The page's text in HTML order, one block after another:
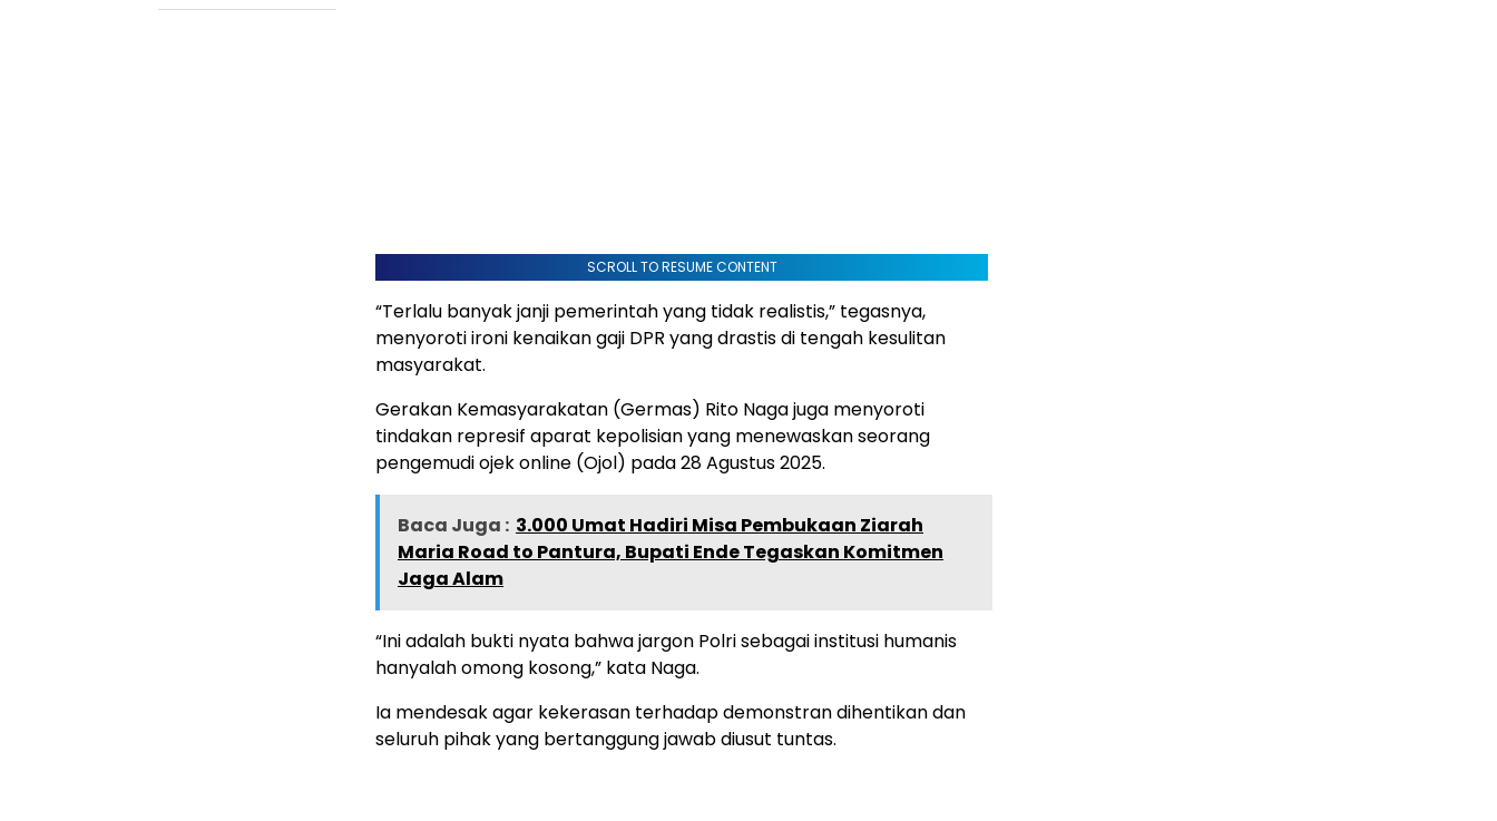
SCROLL TO RESUME CONTENT
“Terlalu banyak janji pemerintah yang tidak realistis,” tegasnya,
menyoroti ironi kenaikan gaji DPR yang drastis di tengah kesulitan
masyarakat.
​Gerakan Kemasyarakatan (Germas) Rito Naga juga menyoroti
tindakan represif aparat kepolisian yang menewaskan seorang
pengemudi ojek online (Ojol) pada 28 Agustus 2025.
Baca Juga : 3.000 Umat Hadiri Misa Pembukaan Ziarah
Maria Road to Pantura, Bupati Ende Tegaskan Komitmen
Jaga Alam
“Ini adalah bukti nyata bahwa jargon Polri sebagai institusi humanis
hanyalah omong kosong,” kata Naga.
Ia mendesak agar kekerasan terhadap demonstran dihentikan dan
seluruh pihak yang bertanggung jawab diusut tuntas.